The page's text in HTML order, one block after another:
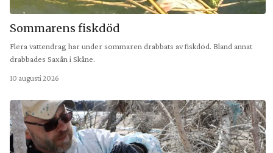
Sommarens fiskdöd
Flera vattendrag har under sommaren drabbats av fiskdöd. Bland annat
drabbades Saxån i Skåne.
10 augusti 2026